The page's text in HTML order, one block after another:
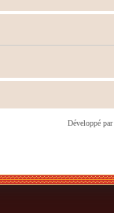
Développé par